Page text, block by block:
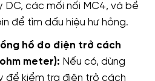
DC, các mối nối MC4, và bề
để tìm dấu hiệu hư hỏng.
hồ đo điện trở cách
meter): Nếu có, dùng
để kiểm tra điện trở cách